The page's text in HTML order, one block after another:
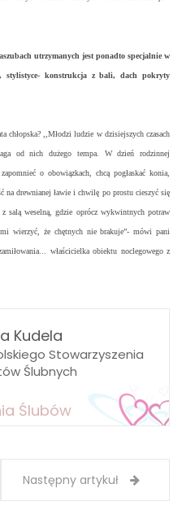
utrzymanych jest ponadto specjalnie w
stylistyce- konstrukcja z bali, dach pokryty
chłopska? ,,Młodzi ludzie w dzisiejszych czasach
od nich dużego tempa. W dzień rodzinnej
o obowiązkach, chcą pogłaskać konia,
na drewnianej ławie i chwilę po prostu cieszyć się
salą weselną, gdzie oprócz wykwintnych potraw
wierzyć, że chętnych nie brakuje”- mówi pani
właścicielka obiektu noclegowego z
Kudela
Stowarzyszenia
Ślubnych
Ślubów
Następny artykuł